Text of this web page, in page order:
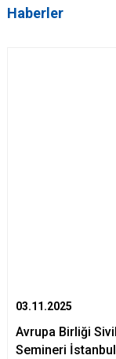
Haberler
03.11.2025
Avrupa Birliği
Semineri